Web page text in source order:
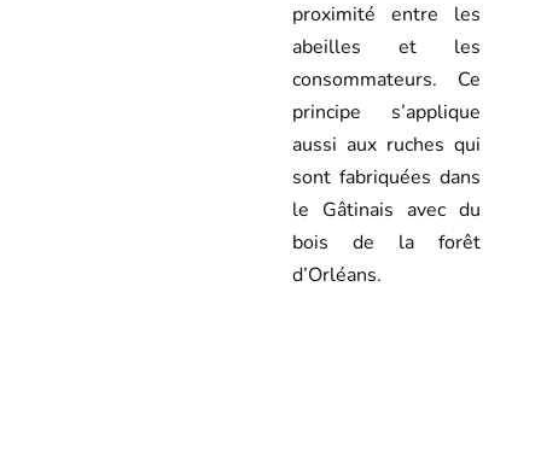
proximité entre les
abeilles et les
consommateurs. Ce
principe s’applique
aussi aux ruches qui
sont fabriquées dans
le Gâtinais avec du
bois de la forêt
d’Orléans.